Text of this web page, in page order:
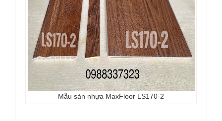
Mẫu sàn nhựa MaxFloor LS170-2